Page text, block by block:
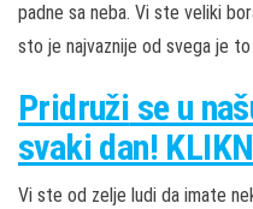
padne sa neba. Vi ste veliki
sto je najvaznije od svega je
Pridruži se u
svaki dan!
Vi ste od zelje ludi da imate